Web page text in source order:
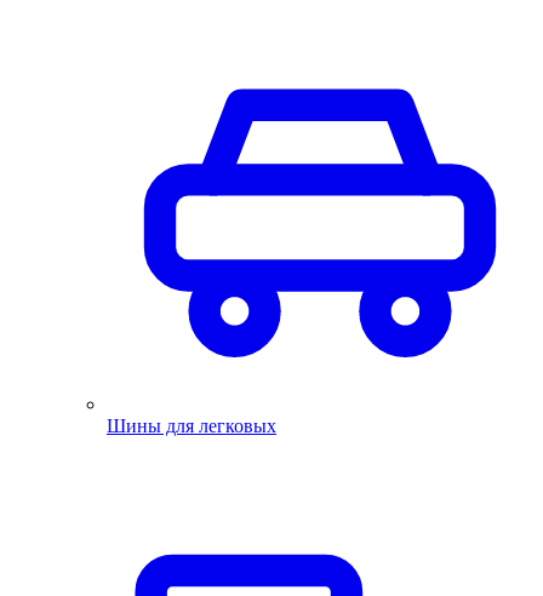
Шины для легковых